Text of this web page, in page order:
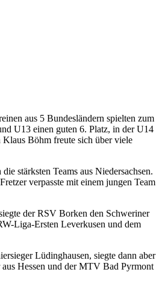
aus 5 Bundesländern spielten zum
U13 einen guten 6. Platz, in der U14
Böhm freute sich über viele
stärksten Teams aus Niedersachsen.
verpasste mit einem jungen Team
der RSV Borken den Schweriner
Liga-Ersten Leverkusen und dem
Lüdinghausen, siegte dann aber
Hessen und der MTV Bad Pyrmont